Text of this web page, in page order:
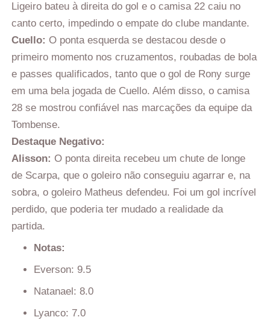
Ligeiro bateu à direita do gol e o camisa 22 caiu no
canto certo, impedindo o empate do clube mandante.
Cuello: O ponta esquerda se destacou desde o
primeiro momento nos cruzamentos, roubadas de bola
e passes qualificados, tanto que o gol de Rony surge
em uma bela jogada de Cuello. Além disso, o camisa
28 se mostrou confiável nas marcações da equipe da
Tombense.
Destaque Negativo:
Alisson: O ponta direita recebeu um chute de longe
de Scarpa, que o goleiro não conseguiu agarrar e, na
sobra, o goleiro Matheus defendeu. Foi um gol incrível
perdido, que poderia ter mudado a realidade da
partida.
Notas:
Everson: 9.5
Natanael: 8.0
Lyanco: 7.0